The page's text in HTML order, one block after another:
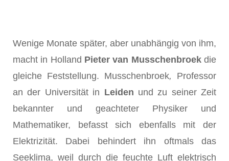
Wenige Monate später, aber unabhängig von ihm,
macht in Holland Pieter van Musschenbroek die
gleiche Feststellung. Musschenbroek, Professor
an der Universität in Leiden und zu seiner Zeit
bekannter und geachteter Physiker und
Mathematiker, befasst sich ebenfalls mit der
Elektrizität. Dabei behindert ihn oftmals das
Seeklima, weil durch die feuchte Luft elektrisch